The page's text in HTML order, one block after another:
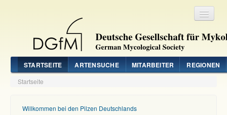
STARTSEITE ARTENSUCHE MITARBEITER REGIONEN
Startseite
Willkommen bei den Pilzen Deutschlands